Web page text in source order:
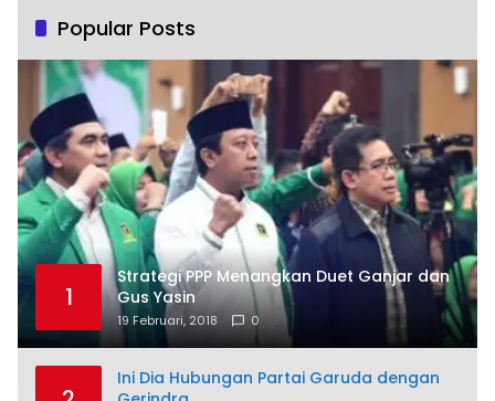
Popular Posts
1
Strategi PPP Menangkan Duet Ganjar dan
Gus Yasin
19 Februari, 2018 0
Ini Dia Hubungan Partai Garuda dengan